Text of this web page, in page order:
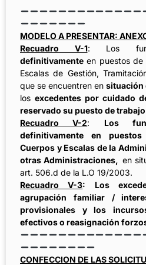
MODELO A PRESENTAR:
Recuadro V-1: Los
definitivamente en puestos
Escalas de Gestión,
que se encuentren en situación
los excedentes por cuidado
reservado su puesto de trabajo
Recuadro V-2: Los
definitivamente en
Cuerpos y Escalas de la
otras Administraciones,en
art. 506.d de la L.O 19/2003.
Recuadro V-3: Los
agrupación familiar /
provisionales y los
efectivos o reasignación
CONFECCION DE LAS